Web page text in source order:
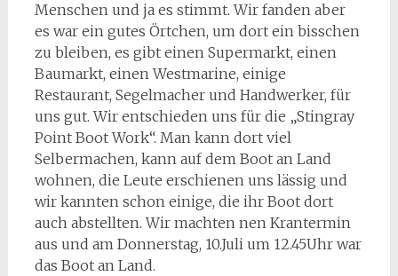
Menschen und ja es stimmt. Wir fanden aber
es war ein gutes Örtchen, um dort ein bisschen
zu bleiben, es gibt einen Supermarkt, einen
Baumarkt, einen Westmarine, einige
Restaurant, Segelmacher und Handwerker, für
uns gut. Wir entschieden uns für die „Stingray
Point Boot Work“. Man kann dort viel
Selbermachen, kann auf dem Boot an Land
wohnen, die Leute erschienen uns lässig und
wir kannten schon einige, die ihr Boot dort
auch abstellten. Wir machten nen Krantermin
aus und am Donnerstag, 10.Juli um 12.45Uhr war
das Boot an Land.